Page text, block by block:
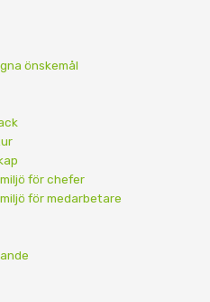
önskemål
för chefer
för medarbetare